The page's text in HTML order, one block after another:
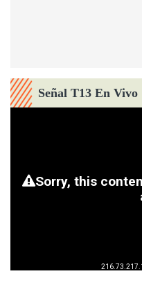
Señal T13 En Vivo